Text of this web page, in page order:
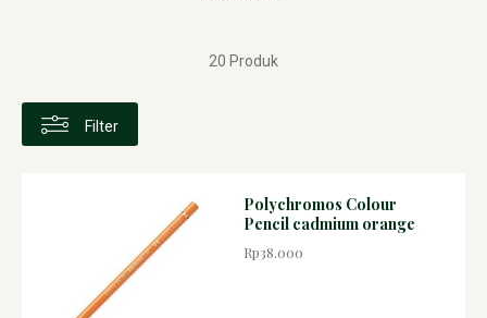
Filter
20 Produk
Polychromos Colour
Pencil cadmium orange
Rp38.000